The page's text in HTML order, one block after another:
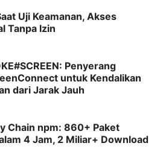
Uji Keamanan, Akses
Tanpa Izin
Penyerang
untuk Kendalikan
dari Jarak Jauh
Chain npm: 860+ Paket
4 Jam, 2 Miliar+ Download